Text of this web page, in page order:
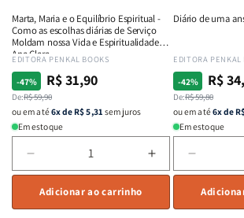
Intimidade
em
Deus
Intimidade
em
Deus
Fervor
Charles
Marta, Maria e o Equilíbrio Espiritual -
Como as escolhas diárias de Serviço
Moldam nossa Vida e Espiritualidade -
Ana Clara
Fornecedor:
EDITORA PENKAL BOOKS
-47%
Preço
normal
De:R$ 59,90
Preço
promocional
R$ 31,90
ou em até6x de R$ 5,31 sem juros
Em estoque
a
quantidade
de
Aumentar
a
quantidade
de
Adicionar ao carrinho
Diário de uma
Fornecedor:
EDITORA PENKAL
-42%
Preço
normal
De:R$ 59,80
Preço
promocional
R$
ou em até6x de
Em estoque
a
de